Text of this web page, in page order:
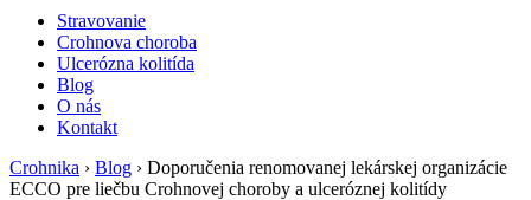
Stravovanie
Crohnova choroba
Ulcerózna kolitída
Blog
O nás
Kontakt
Crohnika › Blog › Doporučenia renomovanej lekárskej organizácie
ECCO pre liečbu Crohnovej choroby a ulceróznej kolitídy